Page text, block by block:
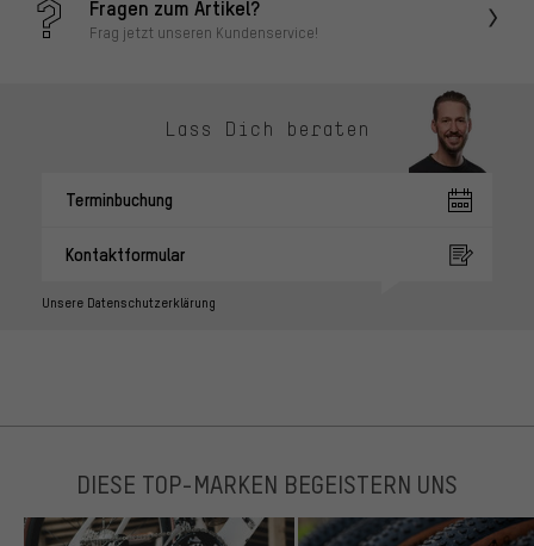
Fragen zum Artikel?
Frag jetzt unseren Kundenservice!
Lass Dich beraten
Terminbuchung
Kontaktformular
Unsere Datenschutzerklärung
DIESE TOP-MARKEN BEGEISTERN UNS